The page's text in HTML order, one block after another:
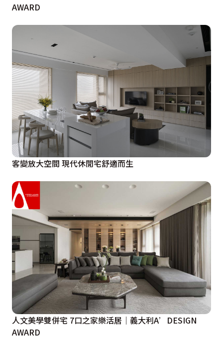
AWARD
客變放大空間 現代休閒宅舒適而生
人文美學雙併宅 7口之家樂活居｜義大利A’DESIGN
AWARD